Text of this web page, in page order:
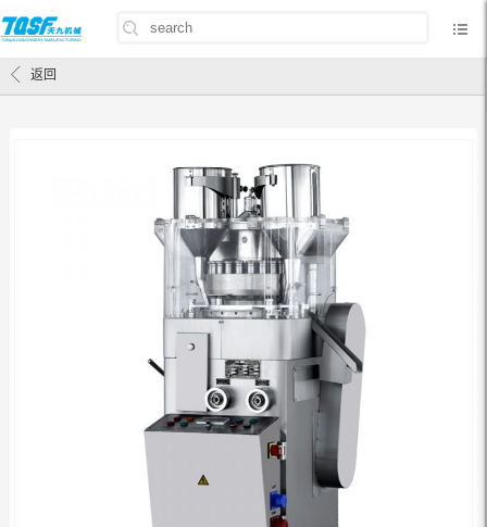
首页/产品中心 压片机 /低速旋转压片机
返回